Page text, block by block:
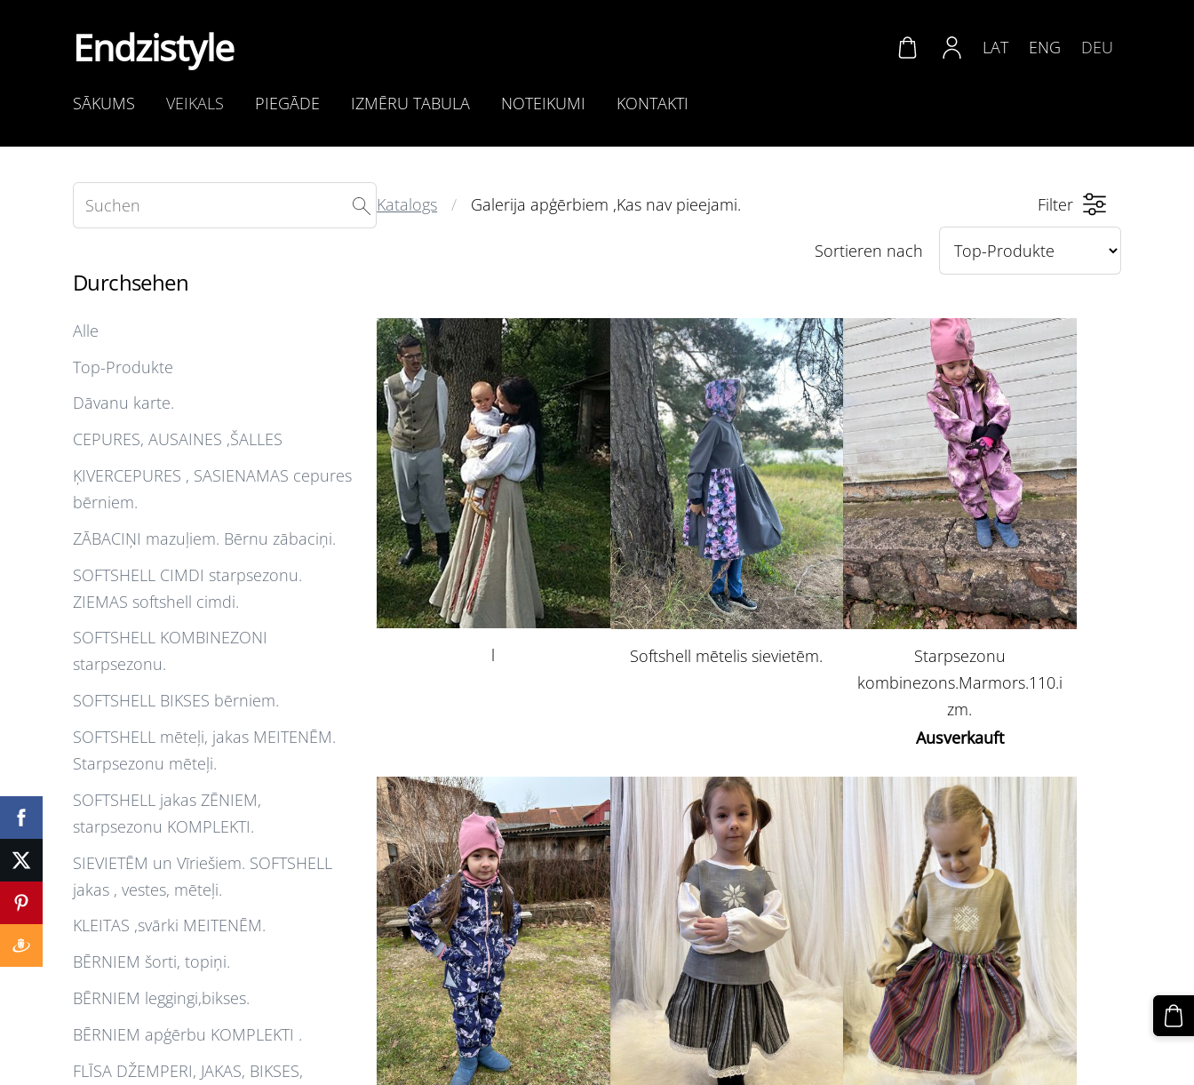
Endzistyle
SĀKUMS VEIKALS PIEGĀDE IZMĒRU TABULA NOTEIKUMI KONTAKTI
LAT ENG DEU
Durchsehen
Alle
Top-Produkte
Dāvanu karte.
CEPURES, AUSAINES ,ŠALLES
ĶIVERCEPURES , SASIENAMAS cepures
bērniem.
ZĀBACIŅI mazuļiem. Bērnu zābaciņi.
SOFTSHELL CIMDI starpsezonu.
ZIEMAS softshell cimdi.
SOFTSHELL KOMBINEZONI
starpsezonu.
SOFTSHELL BIKSES bērniem.
SOFTSHELL mēteļi, jakas MEITENĒM.
Starpsezonu mēteļi.
SOFTSHELL jakas ZĒNIEM,
starpsezonu KOMPLEKTI.
SIEVIETĒM un Vīriešiem. SOFTSHELL
jakas , vestes, mēteļi.
KLEITAS ,svārki MEITENĒM.
BĒRNIEM šorti, topiņi.
BĒRNIEM leggingi,bikses.
BĒRNIEM apģērbu KOMPLEKTI .
FLĪSA DŽEMPERI, JAKAS, BIKSES,
Katalogs Galerija apģērbiem ,Kas nav pieejami. Filter
Sortieren nach
l Softshell mētelis sievietēm.
Starpsezonu
kombinezons.Marmors.110.i
zm.
Ausverkauft